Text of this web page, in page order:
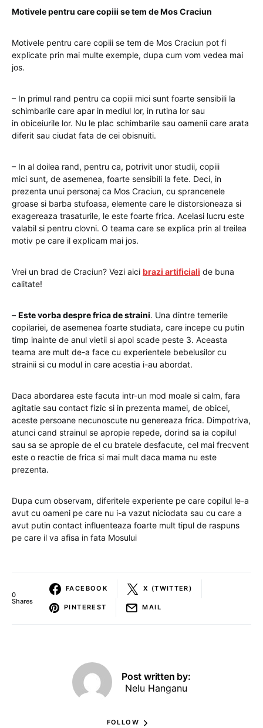
Motivele pentru care copiii se tem de Mos Craciun
Motivele pentru care copiii se tem de Mos Craciun pot fi
explicate prin mai multe exemple, dupa cum vom vedea mai
jos.
– In primul rand pentru ca copiii mici sunt foarte sensibili la
schimbarile care apar in mediul lor, in rutina lor sau
in obiceiurile lor. Nu le plac schimbarile sau oamenii care arata
diferit sau ciudat fata de cei obisnuiti.
– In al doilea rand, pentru ca, potrivit unor studii, copiii
mici sunt, de asemenea, foarte sensibili la fete. Deci, in
prezenta unui personaj ca Mos Craciun, cu sprancenele
groase si barba stufoasa, elemente care le distorsioneaza si
exagereaza trasaturile, le este foarte frica. Acelasi lucru este
valabil si pentru clovni. O teama care se explica prin al treilea
motiv pe care il explicam mai jos.
Vrei un brad de Craciun? Vezi aici brazi artificiali de buna
calitate!
– Este vorba despre frica de straini. Una dintre temerile
copilariei, de asemenea foarte studiata, care incepe cu putin
timp inainte de anul vietii si apoi scade peste 3. Aceasta
teama are mult de-a face cu experientele bebelusilor cu
strainii si cu modul in care acestia i-au abordat.
Daca abordarea este facuta intr-un mod moale si calm, fara
agitatie sau contact fizic si in prezenta mamei, de obicei,
aceste persoane necunoscute nu genereaza frica. Dimpotriva,
atunci cand strainul se apropie repede, dorind sa ia copilul
sau sa se apropie de el cu bratele desfacute, cel mai frecvent
este o reactie de frica si mai mult daca mama nu este
prezenta.
Dupa cum observam, diferitele experiente pe care copilul le-a
avut cu oameni pe care nu i-a vazut niciodata sau cu care a
avut putin contact influenteaza foarte mult tipul de raspuns
pe care il va afisa in fata Mosului
0
Shares
FACEBOOK X (TWITTER)
PINTEREST MAIL
Post written by:
Nelu Hanganu
FOLLOW